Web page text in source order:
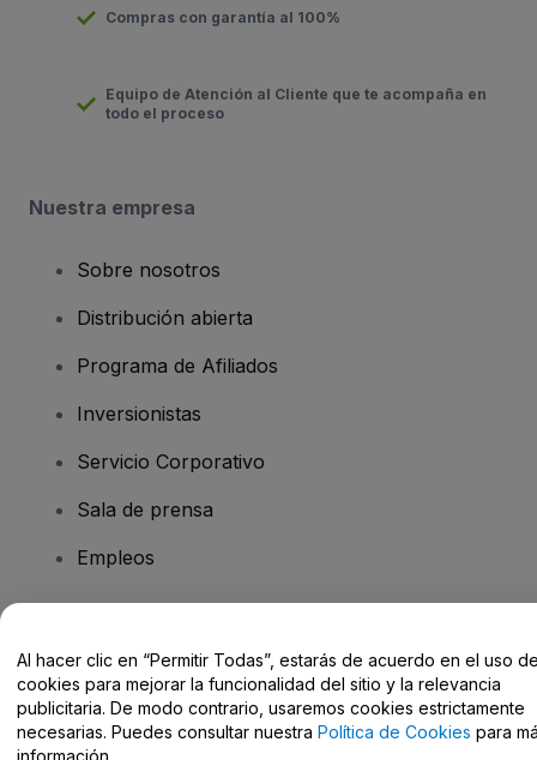
Compras con garantía al 100%
Equipo de Atención al Cliente que te acompaña en
todo el proceso
Nuestra empresa
Sobre nosotros
Distribución abierta
Programa de Afiliados
Inversionistas
Servicio Corporativo
Sala de prensa
Empleos
Centro de Ayuda / Contacto
Al hacer clic en “Permitir Todas”, estarás de acuerdo en el uso
cookies para mejorar la funcionalidad del sitio y la relevancia
publicitaria. De modo contrario, usaremos cookies estrictamente
necesarias. Puedes consultar nuestra Política de Cookies para
información.